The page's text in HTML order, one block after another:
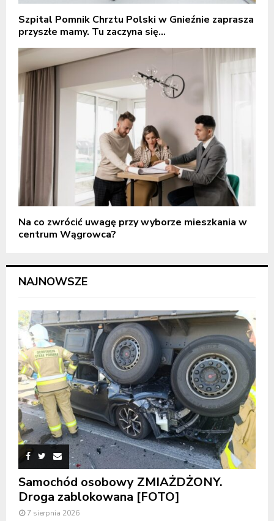
Szpital Pomnik Chrztu Polski w Gnieźnie zaprasza
przyszłe mamy. Tu zaczyna się...
Na co zwrócić uwagę przy wyborze mieszkania w
centrum Wągrowca?
NAJNOWSZE
Samochód osobowy ZMIAŻDŻONY.
Droga zablokowana [FOTO]
7 sierpnia 2026